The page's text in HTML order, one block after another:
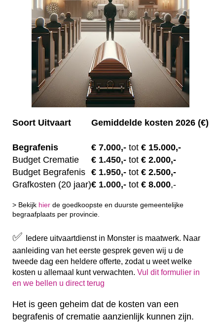
Soort Uitvaart Gemiddelde kosten 2026 (€)
Begrafenis € 7.000,- tot € 15.000,-
Budget Crematie
€ 1.450,- tot € 2.000,-
Budget Begrafenis € 1.950,- tot € 2.500,-
Grafkosten (20 jaar)€ 1.000,- tot € 8.000,-
> Bekijk hier de goedkoopste en duurste gemeentelijke
begraafplaats per provincie.
✅
Iedere uitvaartdienst in Monster is maatwerk. Naar
aanleiding van het eerste gesprek geven wij u de
tweede dag een heldere offerte, zodat u weet welke
kosten u allemaal kunt verwachten. Vul dit formulier in
en we bellen u direct terug
Het is geen geheim dat de kosten van een
begrafenis of crematie aanzienlijk kunnen zijn.